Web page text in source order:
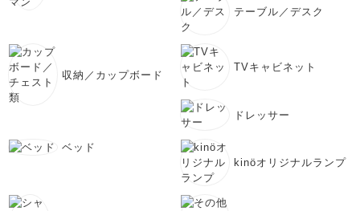
テーブル／デスク
収納／カップボード
TVキャビネット
ドレッサー
ベッド
kinöオリジナルランプ